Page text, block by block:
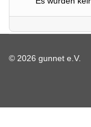
© 2026 gunnet e.V.